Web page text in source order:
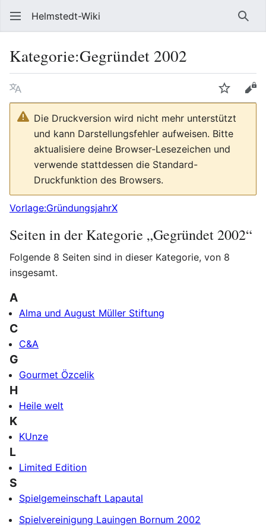
Helmstedt-Wiki
Kategorie:Gegründet 2002
Sprache
Die Druckversion wird nicht mehr unterstützt
und kann Darstellungsfehler aufweisen. Bitte
aktualisiere deine Browser-Lesezeichen und
verwende stattdessen die Standard-
Druckfunktion des Browsers.
Vorlage:GründungsjahrX
Seiten in der Kategorie „Gegründet 2002“
Folgende 8 Seiten sind in dieser Kategorie, von 8
insgesamt.
A
Alma und August Müller Stiftung
C
C&A
G
Gourmet Özcelik
H
Heile welt
K
KUnze
L
Limited Edition
S
Spielgemeinschaft Lapautal
Spielvereinigung Lauingen Bornum 2002